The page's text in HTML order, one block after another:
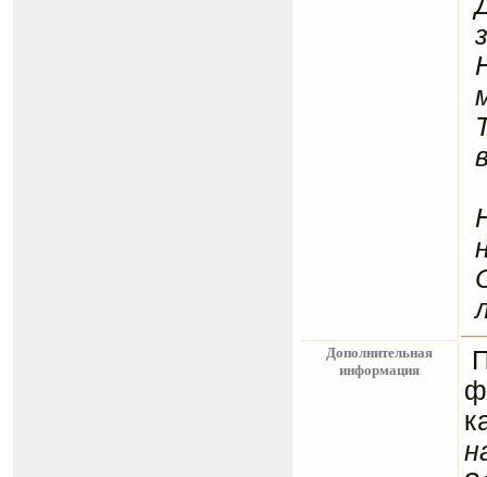
Дополнительная
информация